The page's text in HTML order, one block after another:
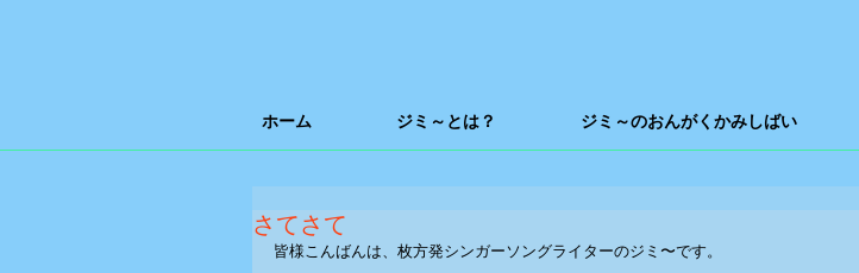
ホーム ジミ～とは？ ジミ～のおんがくかみしばい
さてさて
皆様こんばんは、枚方発シンガーソングライターのジミ〜です。